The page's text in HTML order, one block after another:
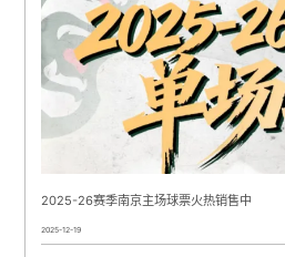
2025-26赛季南京主场球票火热销售中
2025-12-19